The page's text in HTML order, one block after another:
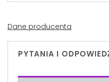
Dane producenta
PYTANIA I